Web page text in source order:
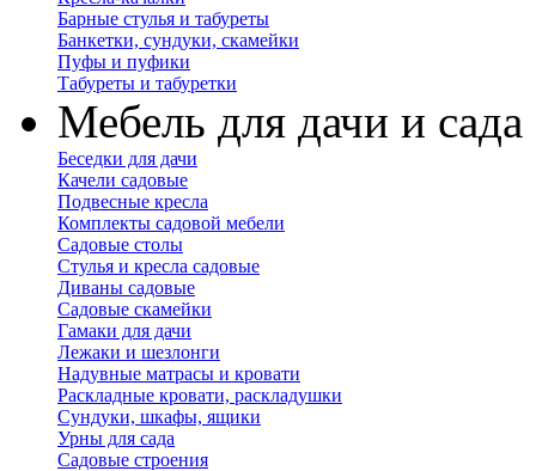
Барные стулья и табуреты
Банкетки, сундуки, скамейки
Пуфы и пуфики
Табуреты и табуретки
Мебель для дачи и сада
Беседки для дачи
Качели садовые
Подвесные кресла
Комплекты садовой мебели
Садовые столы
Стулья и кресла садовые
Диваны садовые
Садовые скамейки
Гамаки для дачи
Лежаки и шезлонги
Надувные матрасы и кровати
Раскладные кровати, раскладушки
Сундуки, шкафы, ящики
Урны для сада
Садовые строения